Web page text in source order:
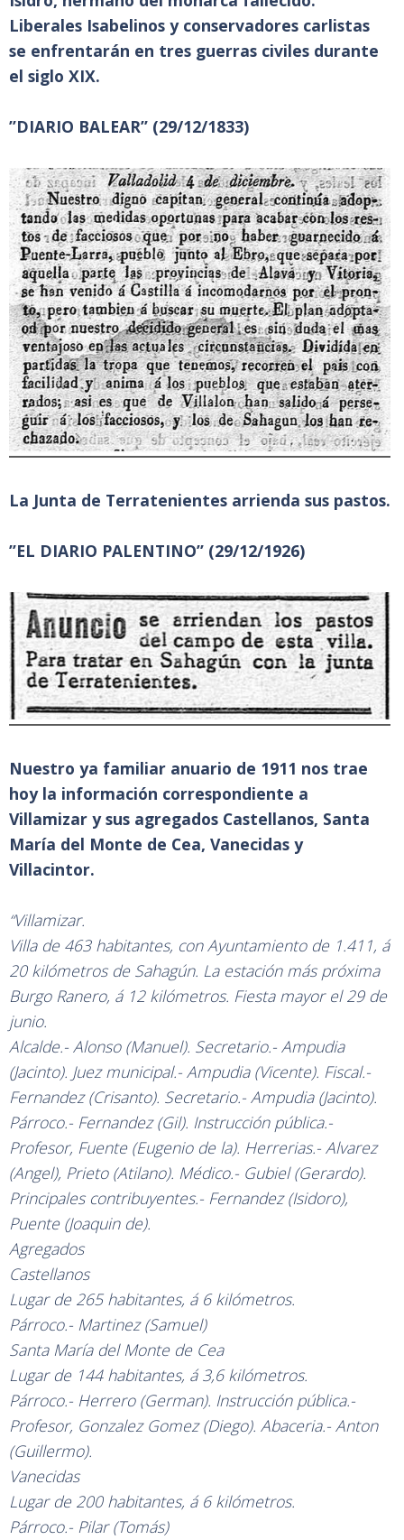
Liberales Isabelinos y conservadores carlistas
se enfrentarán en tres guerras civiles durante
el siglo XIX.
”DIARIO BALEAR” (29/12/1833)
La Junta de Terratenientes arrienda sus pastos.
”EL DIARIO PALENTINO” (29/12/1926)
Nuestro ya familiar anuario de 1911 nos trae
hoy la información correspondiente a
Villamizar y sus agregados Castellanos, Santa
María del Monte de Cea, Vanecidas y
Villacintor.
“Villamizar.
Villa de 463 habitantes, con Ayuntamiento de 1.411, á
20 kilómetros de Sahagún. La estación más próxima
Burgo Ranero, á 12 kilómetros. Fiesta mayor el 29 de
junio.
Alcalde.- Alonso (Manuel). Secretario.- Ampudia
(Jacinto). Juez municipal.- Ampudia (Vicente). Fiscal.-
Fernandez (Crisanto). Secretario.- Ampudia (Jacinto).
Párroco.- Fernandez (Gil). Instrucción pública.-
Profesor, Fuente (Eugenio de la). Herrerias.- Alvarez
(Angel), Prieto (Atilano). Médico.- Gubiel (Gerardo).
Principales contribuyentes.- Fernandez (Isidoro),
Puente (Joaquin de).
Agregados
Castellanos
Lugar de 265 habitantes, á 6 kilómetros.
Párroco.- Martinez (Samuel)
Santa María del Monte de Cea
Lugar de 144 habitantes, á 3,6 kilómetros.
Párroco.- Herrero (German). Instrucción pública.-
Profesor, Gonzalez Gomez (Diego). Abaceria.- Anton
(Guillermo).
Vanecidas
Lugar de 200 habitantes, á 6 kilómetros.
Párroco.- Pilar (Tomás)